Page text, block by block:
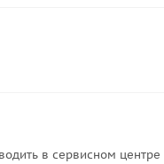
в сервисном